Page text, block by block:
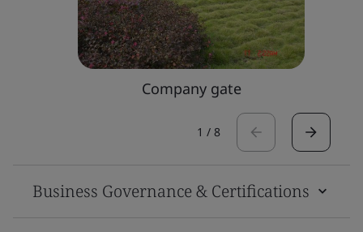
Company gate
1 / 8
Business Governance & Certifications